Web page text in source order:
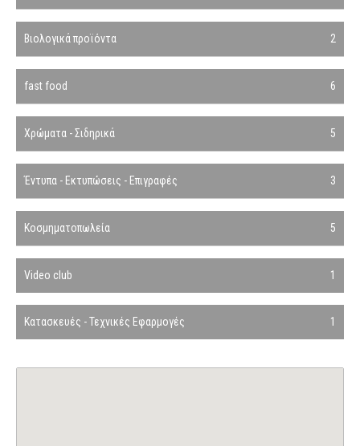
Βιολογικά προϊόντα 2
fast food 6
Χρώματα - Σιδηρικά 5
Έντυπα - Εκτυπώσεις - Επιγραφές 3
Κοσμηματοπωλεία 5
Video club 1
Κατασκευές - Τεχνικές Εφαρμογές 1